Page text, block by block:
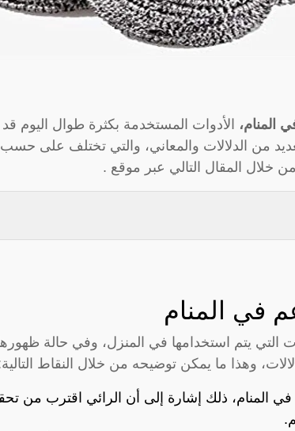
المنام، الأدوات المستخدمة بكثرة طوال اليوم
من الدلالات والمعاني، والتي تختلف على حسب
خلال المقال التالي عبر موقع .
في المنام
التي يتم استخدامها في المنزل، وفي حالة
وهذا ما يمكن توضيحه من خلال النقاط
في المنام، ذلك إشارة إلى أن الرائي اقترب من